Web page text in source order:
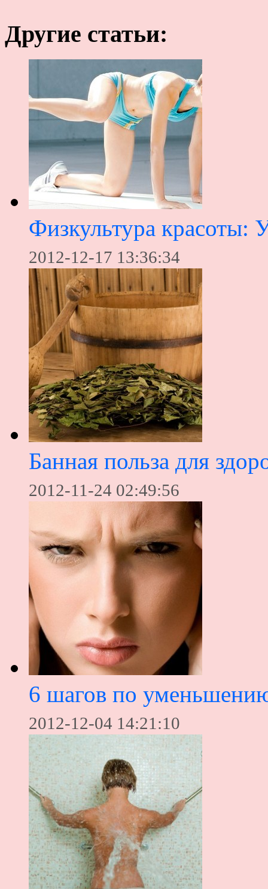
Другие статьи:
Физкультура красоты:
2012-12-17 13:36:34
Банная польза для
2012-11-24 02:49:56
6 шагов по
2012-12-04 14:21:10